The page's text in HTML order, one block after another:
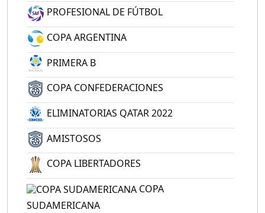
PROFESIONAL DE FÚTBOL
COPA ARGENTINA
PRIMERA B
COPA CONFEDERACIONES
ELIMINATORIAS QATAR 2022
AMISTOSOS
COPA LIBERTADORES
COPA
SUDAMERICANA